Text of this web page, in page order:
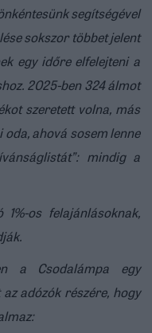
segítségével
sokszor többet jelent
egy időre elfelejteni a
2025-ben 324 álmot
szeretett volna, más
ahová sosem lenne
mindig a
os felajánlásoknak,
a Csodalámpa egy
adózók részére, hogy